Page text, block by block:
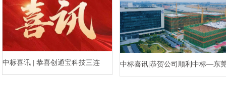
中标喜讯 | 恭喜创通宝科技三连 中标喜讯|恭贺公司顺利中标—东